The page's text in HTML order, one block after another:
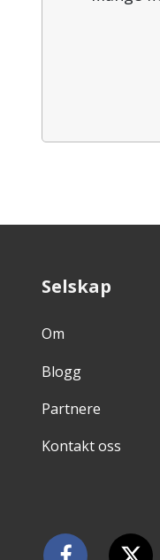
Selskap
Om
Blogg
Partnere
Kontakt oss